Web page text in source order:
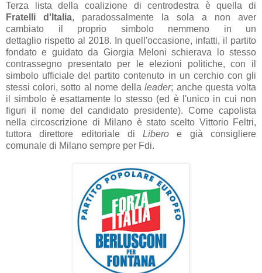
Terza lista della coalizione di centrodestra è quella di
Fratelli d'Italia, paradossalmente l a sol a a non aver
cambiato il proprio simbolo nemmeno in un
dettaglio rispetto al 2018. In quell'occasione, infatti, il partito
fondato e guidato da Giorgia Meloni schierava lo stesso
contrassegno presentato per le elezioni politiche, con il
simbolo ufficiale del partito contenuto in un cerchio con gli
stessi colori, sotto al nome dellaleader; anche questa volta
il simbolo è esattamente lo stesso (ed è l'unico in cui non
figuri il nome del candidato presidente). Come capolista
nell a circoscrizione di Milano è stato scelto Vittorio Feltri,
tuttora direttore editoriale diLibero e già consigliere
comunale di Mil ano sempre per Fdi.